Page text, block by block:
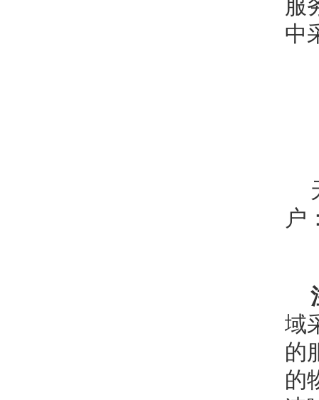
服
中
户
域
的
的